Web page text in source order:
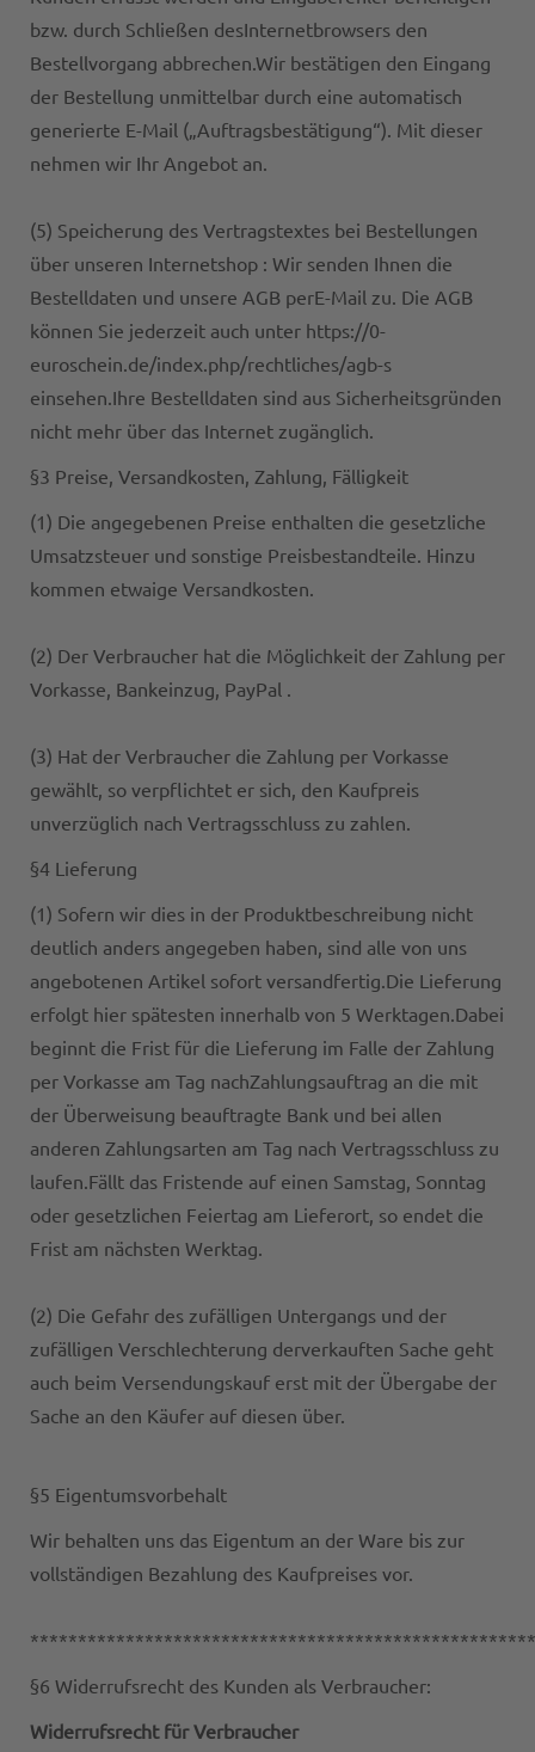
bzw. durch Schließen desInternetbrowsers den
Bestellvorgang abbrechen.Wir bestätigen den Eingang
der Bestellung unmittelbar durch eine automatisch
generierte E-Mail („Auftragsbestätigung“). Mit dieser
nehmen wir Ihr Angebot an.
(5) Speicherung des Vertragstextes bei Bestellungen
über unseren Internetshop : Wir senden Ihnen die
Bestelldaten und unsere AGB perE-Mail zu. Die AGB
können Sie jederzeit auch unter https://0-
euroschein.de/index.php/rechtliches/agb-s
einsehen.Ihre Bestelldaten sind aus Sicherheitsgründen
nicht mehr über das Internet zugänglich.
§3 Preise, Versandkosten, Zahlung, Fälligkeit
(1) Die angegebenen Preise enthalten die gesetzliche
Umsatzsteuer und sonstige Preisbestandteile. Hinzu
kommen etwaige Versandkosten.
(2) Der Verbraucher hat die Möglichkeit der Zahlung per
Vorkasse, Bankeinzug, PayPal .
(3) Hat der Verbraucher die Zahlung per Vorkasse
gewählt, so verpflichtet er sich, den Kaufpreis
unverzüglich nach Vertragsschluss zu zahlen.
§4 Lieferung
(1) Sofern wir dies in der Produktbeschreibung nicht
deutlich anders angegeben haben, sind alle von uns
angebotenen Artikel sofort versandfertig.Die Lieferung
erfolgt hier spätesten innerhalb von 5 Werktagen.Dabei
beginnt die Frist für die Lieferung im Falle der Zahlung
per Vorkasse am Tag nachZahlungsauftrag an die mit
der Überweisung beauftragte Bank und bei allen
anderen Zahlungsarten am Tag nach Vertragsschluss zu
laufen.Fällt das Fristende auf einen Samstag, Sonntag
oder gesetzlichen Feiertag am Lieferort, so endet die
Frist am nächsten Werktag.
(2) Die Gefahr des zufälligen Untergangs und der
zufälligen Verschlechterung derverkauften Sache geht
auch beim Versendungskauf erst mit der Übergabe der
Sache an den Käufer auf diesen über.
§5 Eigentumsvorbehalt
Wir behalten uns das Eigentum an der Ware bis zur
vollständigen Bezahlung des Kaufpreises vor.
§6 Widerrufsrecht des Kunden als Verbraucher:
Widerrufsrecht für Verbraucher